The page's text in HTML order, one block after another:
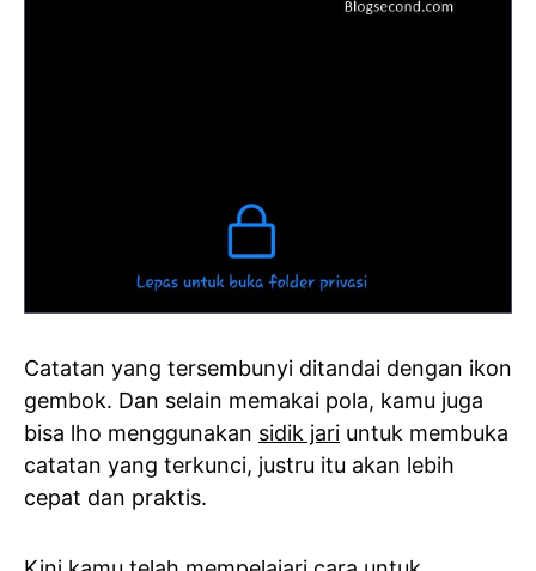
Catatan yang tersembunyi ditandai dengan ikon
gembok. Dan selain memakai pola, kamu juga
bisa lho menggunakan sidik jari untuk membuka
catatan yang terkunci, justru itu akan lebih
cepat dan praktis.